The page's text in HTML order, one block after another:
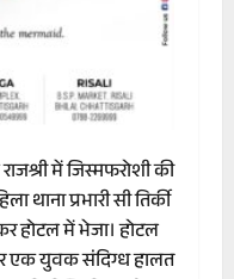
में जिस्मफरोशी की
प्रभारी सी तिर्की
होटल में भेजा। होटल
एक युवक संदिग्ध हालत